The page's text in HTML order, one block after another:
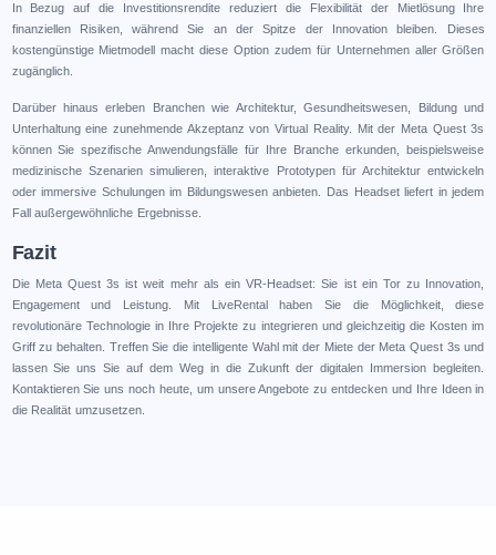
In Bezug auf die Investitionsrendite reduziert die Flexibilität der Mietlösung Ihre
finanziellen Risiken, während Sie an der Spitze der Innovation bleiben. Dieses
kostengünstige Mietmodell macht diese Option zudem für Unternehmen aller Größen
zugänglich.
Darüber hinaus erleben Branchen wie Architektur, Gesundheitswesen, Bildung und
Unterhaltung eine zunehmende Akzeptanz von Virtual Reality. Mit der Meta Quest 3s
können Sie spezifische Anwendungsfälle für Ihre Branche erkunden, beispielsweise
medizinische Szenarien simulieren, interaktive Prototypen für Architektur entwickeln
oder immersive Schulungen im Bildungswesen anbieten. Das Headset liefert in jedem
Fall außergewöhnliche Ergebnisse.
Fazit
Die Meta Quest 3s ist weit mehr als ein VR-Headset: Sie ist ein Tor zu Innovation,
Engagement und Leistung. Mit LiveRental haben Sie die Möglichkeit, diese
revolutionäre Technologie in Ihre Projekte zu integrieren und gleichzeitig die Kosten im
Griff zu behalten. Treffen Sie die intelligente Wahl mit der Miete der Meta Quest 3s und
lassen Sie uns Sie auf dem Weg in die Zukunft der digitalen Immersion begleiten.
Kontaktieren Sie uns noch heute, um unsere Angebote zu entdecken und Ihre Ideen in
die Realität umzusetzen.